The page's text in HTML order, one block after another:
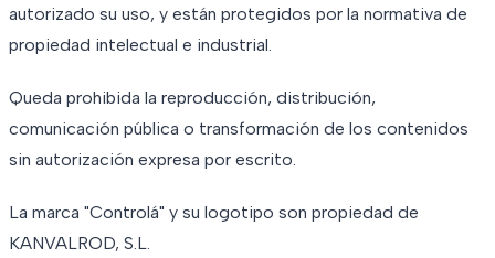
autorizado su uso, y están protegidos por la normativa de
propiedad intelectual e industrial.
Queda prohibida la reproducción, distribución,
comunicación pública o transformación de los contenidos
sin autorización expresa por escrito.
La marca "Controlá" y su logotipo son propiedad de
KANVALROD, S.L.